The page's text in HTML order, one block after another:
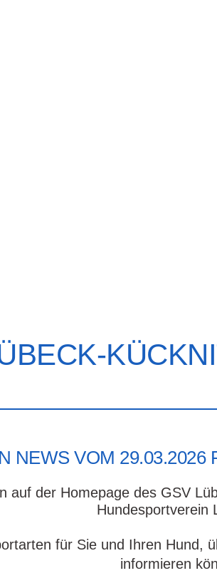
NEWS VOM 29.03.2026
auf der Homepage des GSV
Hundesportverein
für Sie und Ihren Hund,
informieren